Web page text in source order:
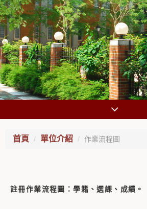
首頁 單位介紹 作業流程圖
註冊作業流程圖：學籍、選課、成績。